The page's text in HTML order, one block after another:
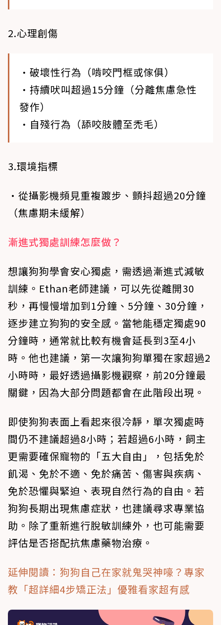
2.心理創傷
•破壞性行為（啃咬門框或傢俱）
•持續吠叫超過15分鐘（分離焦慮急性
發作）
•自殘行為（舔咬肢體至禿毛）
3.環境指標
•從攝影機頻見重複踱步、顫抖超過20分鐘
（焦慮期未緩解）
漸進式獨處訓練怎麼做？
想讓狗狗學會安心獨處，需透過漸進式減敏
訓練。Ethan老師建議，可以先從離開30
秒，再慢慢增加到1分鐘、5分鐘、30分鐘，
逐步建立狗狗的安全感。當牠能穩定獨處90
分鐘時，通常就比較有機會延長到3至4小
時。他也建議，第一次讓狗狗單獨在家超過2
小時時，最好透過攝影機觀察，前20分鐘最
關鍵，因為大部分問題都會在此階段出現。
即使狗狗表面上看起來很冷靜，單次獨處時
間仍不建議超過8小時；若超過6小時，飼主
更需要確保寵物的「五大自由」，包括免於
飢渴、免於不適、免於痛苦、傷害與疾病、
免於恐懼與緊迫、表現自然行為的自由。若
狗狗長期出現焦慮症狀，也建議尋求專業協
助。除了重新進行脫敏訓練外，也可能需要
評估是否搭配抗焦慮藥物治療。
延伸閱讀：狗狗自己在家就鬼哭神嚎？專家
教「超詳細4步矯正法」優雅看家超有感